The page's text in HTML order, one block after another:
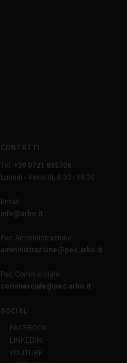
CONTATTI
Tel:
+39 0721 855706
Lunedì - Venerdì, 8:30 - 18:30
Email:
info@arbo.it
Pec Amministrazione:
amministrazione@pec.arbo.it
Pec Commerciale:
commerciale@pec.arbo.it
SOCIAL
FACEBOOK
LINKEDIN
YOUTUBE